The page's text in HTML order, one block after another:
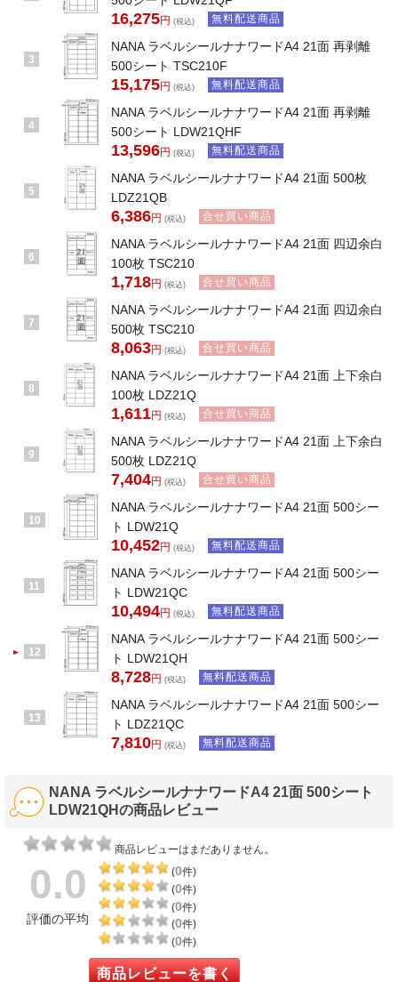
16,275円 (税込) 無料配送商品
3
NANA ラベルシールナナワードA4 21面 再剥離
500シート TSC210F
15,175円 (税込) 無料配送商品
4
NANA ラベルシールナナワードA4 21面 再剥離
500シート LDW21QHF
13,596円 (税込) 無料配送商品
5
NANA ラベルシールナナワードA4 21面 500枚
LDZ21QB
6,386円 (税込) 合せ買い商品
6
NANA ラベルシールナナワードA4 21面 四辺余白
100枚 TSC210
1,718円 (税込) 合せ買い商品
7
NANA ラベルシールナナワードA4 21面 四辺余白
500枚 TSC210
8,063円 (税込) 合せ買い商品
8
NANA ラベルシールナナワードA4 21面 上下余白
100枚 LDZ21Q
1,611円 (税込) 合せ買い商品
9
NANA ラベルシールナナワードA4 21面 上下余白
500枚 LDZ21Q
7,404円 (税込) 合せ買い商品
10
NANA ラベルシールナナワードA4 21面 500シー
ト LDW21Q
10,452円 (税込) 無料配送商品
11
NANA ラベルシールナナワードA4 21面 500シー
ト LDW21QC
10,494円 (税込) 無料配送商品
12
NANA ラベルシールナナワードA4 21面 500シー
ト LDW21QH
8,728円 (税込) 無料配送商品
13
NANA ラベルシールナナワードA4 21面 500シー
ト LDZ21QC
7,810円 (税込) 無料配送商品
NANA ラベルシールナナワードA4 21面 500シート
LDW21QHの商品レビュー
商品レビューはまだありません。
0.0
評価の平均
(0件)
(0件)
(0件)
(0件)
(0件)
商品レビューを書く